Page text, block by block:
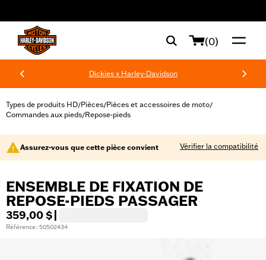
(0)
Dickies x Harley-Davidson
Types de produits HD/Pièces/Pièces et accessoires de moto/
Commandes aux pieds/Repose-pieds
Assurez-vous que cette pièce convient Vérifier la compatibilité
ENSEMBLE DE FIXATION DE
REPOSE-PIEDS PASSAGER
359,00 $
Référence : 50502434